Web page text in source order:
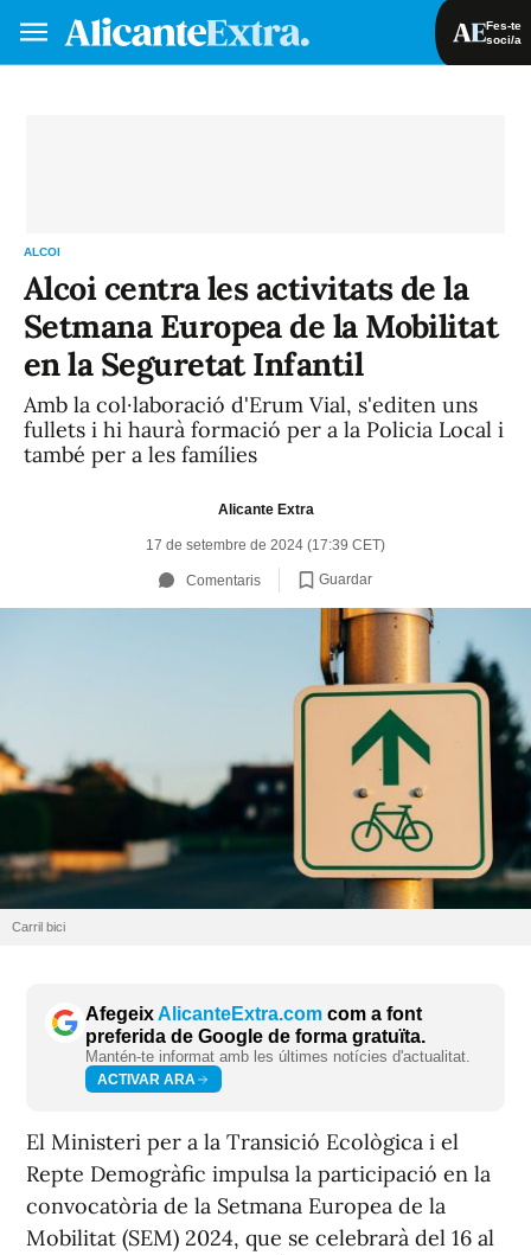
Fes-te
soci/a
ALCOI
Alcoi centra les activitats de la
Setmana Europea de la Mobilitat
en la Seguretat Infantil
Amb la col·laboració d'Erum Vial, s'editen uns
fullets i hi haurà formació per a la Policia Local i
també per a les famílies
Alicante Extra
17 de setembre de 2024 (17:39 CET)
Comentaris Guardar
Carril bici
AfegeixAlicanteExtra.com com a font
preferida de Google de forma gratuïta.
Mantén-te informat amb les últimes notícies d'actualitat.
ACTIVAR ARA
El Ministeri per a la Transició Ecològica i el
Repte Demogràfic impulsa la participació en la
convocatòria de la Setmana Europea de la
Mobilitat (SEM) 2024, que se celebrarà del 16 al